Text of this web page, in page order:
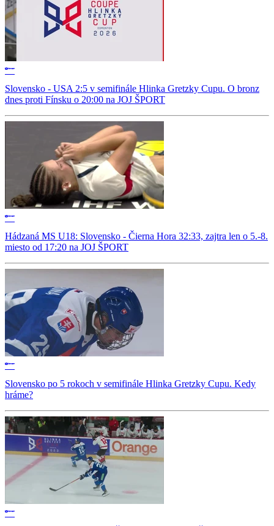
Slovensko - USA 2:5 v semifinále Hlinka Gretzky Cupu. O bronz
dnes proti Fínsku o 20:00 na JOJ ŠPORT
Hádzaná MS U18: Slovensko - Čierna Hora 32:33, zajtra len o 5.-8.
miesto od 17:20 na JOJ ŠPORT
Slovensko po 5 rokoch v semifinále Hlinka Gretzky Cupu. Kedy
hráme?